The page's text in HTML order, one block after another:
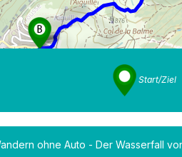
Start/Ziel
ohne Auto - Der Wasserfall